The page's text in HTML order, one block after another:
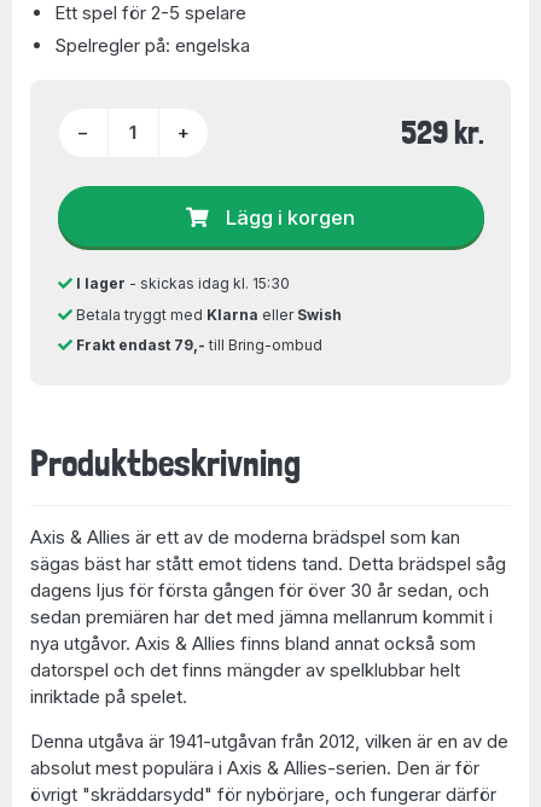
Ett spel för 2-5 spelare
Spelregler på: engelska
− + 529 kr.
Lägg i korgen
I lager - skickas idag kl. 15:30
Betala tryggt med Klarna eller Swish
Frakt endast 79,- till Bring-ombud
Produktbeskrivning
Axis & Allies är ett av de moderna brädspel som kan
sägas bäst har stått emot tidens tand. Detta brädspel såg
dagens ljus för första gången för över 30 år sedan, och
sedan premiären har det med jämna mellanrum kommit i
nya utgåvor. Axis & Allies finns bland annat också som
datorspel och det finns mängder av spelklubbar helt
inriktade på spelet.
Denna utgåva är 1941-utgåvan från 2012, vilken är en av de
absolut mest populära i Axis & Allies-serien. Den är för
övrigt "skräddarsydd" för nybörjare, och fungerar därför